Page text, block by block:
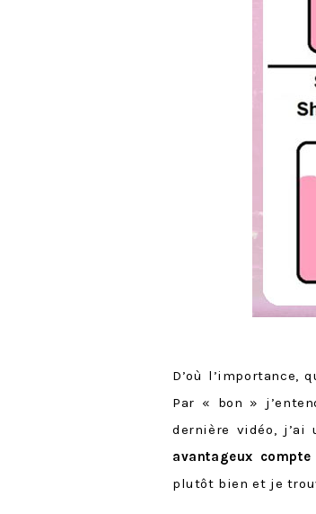
D’où l’importance,
Par « bon »
dernière vidéo, j’ai
avantageux
plutôt bien et je